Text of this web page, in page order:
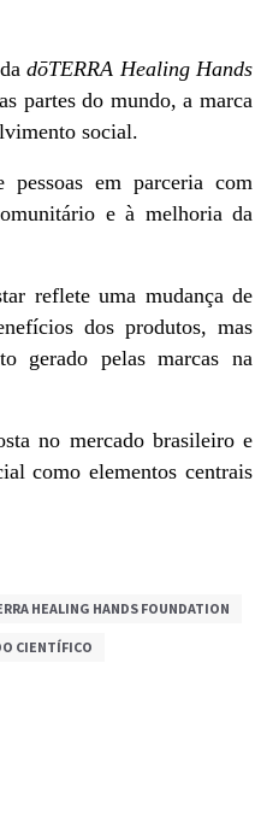
da dōTERRA Healing Hands
partes do mundo, a marca
social.
em parceria com
e à melhoria da
reflete uma mudança de
dos produtos, mas
gerado pelas marcas na
no mercado brasileiro e
como elementos centrais
HEALING HANDS FOUNDATION
CIENTÍFICO